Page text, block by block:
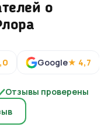
о
Google★ 4,7
Отзывы проверены